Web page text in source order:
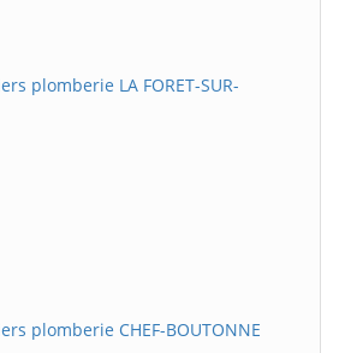
plomberie LA FORET-SUR-
plomberie CHEF-BOUTONNE